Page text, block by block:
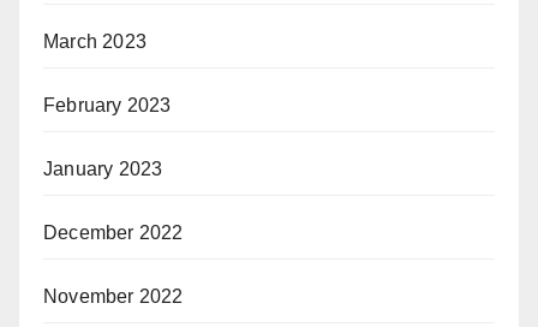
March 2023
February 2023
January 2023
December 2022
November 2022